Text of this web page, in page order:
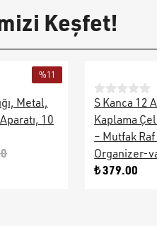
Keşfet!
%11
Metal,
10
S Kanca 12
Kaplama
– Mutfak
Organizer-
₺ 379.00